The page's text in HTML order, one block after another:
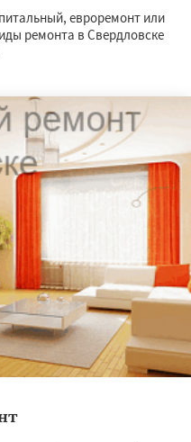
евроремонт или
ремонта в Свердловске